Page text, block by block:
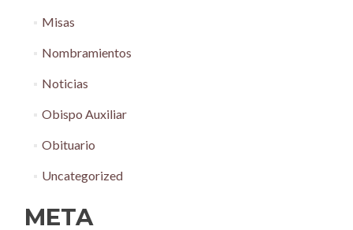
Misas
Nombramientos
Noticias
Obispo Auxiliar
Obituario
Uncategorized
META